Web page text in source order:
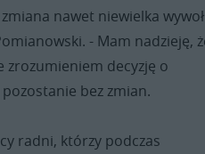
nawet niewielka
- Mam nadzieję,
zrozumieniem decyzję o
bez zmian.
radni, którzy podczas